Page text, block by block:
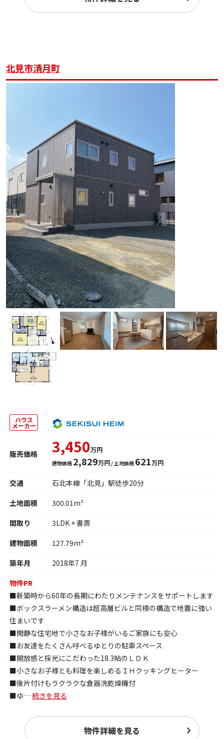
北見市清月町
ハウス
メーカー
販売価格 3,450万円
建物価格 2,829万円 / 土地価格 621万円
交通
石北本線「北見」駅徒歩20分
土地面積
300.01m²
間取り
3LDK + 書斎
建物面積
127.79m²
築年月
2018年7 月
物件PR
■新築時から60年の長期にわたりメンテナンスをサポートします
■ボックスラーメン構造は超高層ビルと同様の構造で地震に強い
住まいです
■閑静な住宅地で小さなお子様がいるご家族にも安心
■お友達をたくさん呼べるゆとりの駐車スペース
■開放感と採光にこだわった18.3帖のＬＤＫ
■小さなお子様とも料理を楽しめるＩＨクッキングヒーター
■後片付けもラクラクな食器洗乾燥機付
■ゆ… 続きを見る
物件詳細を見る